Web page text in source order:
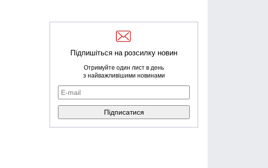
Підпишіться на розсилку новин
Отримуйте один лист в день
з найважливішими новинами